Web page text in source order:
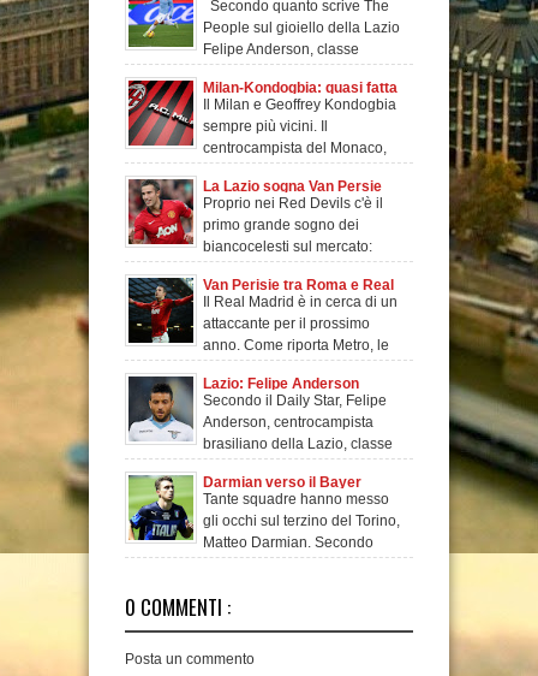
Anderson
Secondo quanto scrive The
People sul gioiello della Lazio
Felipe Anderson, classe
Milan-Kondogbia: quasi fatta
Il Milan e Geoffrey Kondogbia
sempre più vicini. Il
centrocampista del Monaco,
La Lazio sogna Van Persie
Proprio nei Red Devils c'è il
primo grande sogno dei
biancocelesti sul mercato:
Van Perisie tra Roma e Real
Madrid
Il Real Madrid è in cerca di un
attaccante per il prossimo
anno. Come riporta Metro, le
Lazio: Felipe Anderson
sempre più lontano
Secondo il Daily Star, Felipe
Anderson, centrocampista
brasiliano della Lazio, classe
Darmian verso il Bayer
Monaco
Tante squadre hanno messo
gli occhi sul terzino del Torino,
Matteo Darmian. Secondo
0 COMMENTI :
Posta un commento